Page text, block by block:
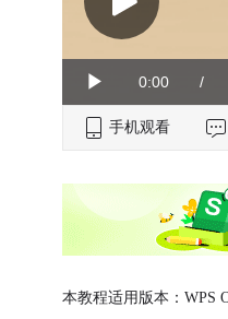
Play Current
Time
0:00 /
手机观看
本教程适用版本：WPS